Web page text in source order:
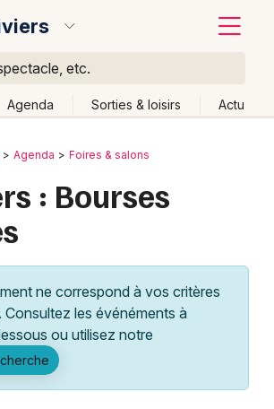
etc.
Agenda Sorties & loisirs Actu
événement
Agenda Foires & salons
: Bourses
ne correspond à vos critères
Consultez les événéments à
ou utilisez notre
de lieu
Ce week-end Autre